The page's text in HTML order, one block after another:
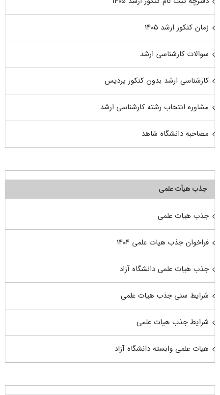
زمان کنکور ارشد ۱۴۰۵
سوالات کارشناسی ارشد
کارشناسی ارشد بدون کنکور پردیس
مشاوره انتخاب رشته کارشناسی ارشد
مصاحبه دانشگاه شاهد
جذب هیأت علمی
جذب هیات علمی
فراخوان جذب هیات علمی ۱۴۰۴
جذب هیات علمی دانشگاه آزاد
شرایط سنی جذب هیات علمی
شرایط جذب هیات علمی
هیات علمی وابسته دانشگاه آزاد